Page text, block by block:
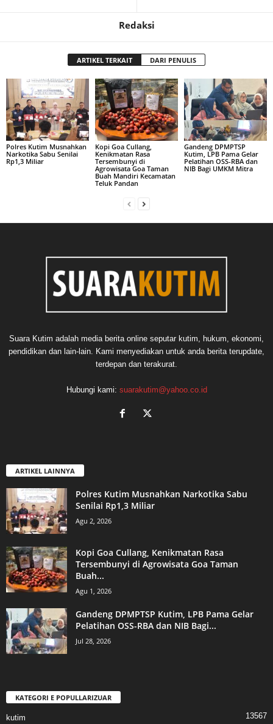
Redaksi
ARTIKEL TERKAIT DARI PENULIS
Polres Kutim Musnahkan
Narkotika Sabu Senilai
Rp1,3 Miliar
Kopi Goa Cullang,
Kenikmatan Rasa
Tersembunyi di
Agrowisata Goa Taman
Buah Mandiri Kecamatan
Teluk Pandan
Gandeng DPMPTSP
Kutim, LPB Pama Gelar
Pelatihan OSS-RBA dan
NIB Bagi UMKM Mitra
Suara Kutim adalah media berita online seputar kutim, hukum, ekonomi,
pendidikan dan lain-lain. Kami menyediakan untuk anda berita terupdate,
terdepan dan terakurat.
Hubungi kami: suarakutim@yahoo.co.id
ARTIKEL LAINNYA
Polres Kutim Musnahkan Narkotika Sabu
Senilai Rp1,3 Miliar
Agu 2, 2026
Kopi Goa Cullang, Kenikmatan Rasa
Tersembunyi di Agrowisata Goa Taman
Buah...
Agu 1, 2026
Gandeng DPMPTSP Kutim, LPB Pama Gelar
Pelatihan OSS-RBA dan NIB Bagi...
Jul 28, 2026
KATEGORI E POPULLARIZUAR
kutim 13567